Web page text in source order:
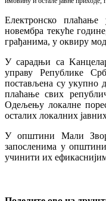
Електронско
новембра текуће
грађанима, у оквиру
У сарадњи са
управу Републике
постављена су укупно
плаћање свих
Одељењу локалне
осталих локалних
У општини Мали
запосленима у
учинити их